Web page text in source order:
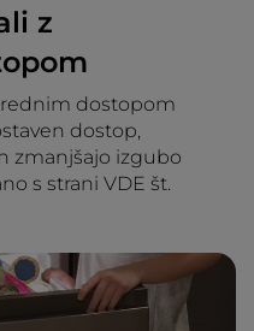
z
dostopom
dostop,
zmanjšajo izgubo
s strani VDE št.